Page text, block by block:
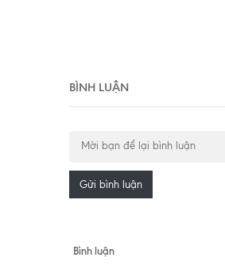
BÌNH LUẬN
Gửi bình luận
Bình luận